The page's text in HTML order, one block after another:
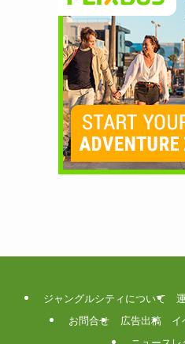
ジャングルシティについて
お問合せ
広告出稿
イ